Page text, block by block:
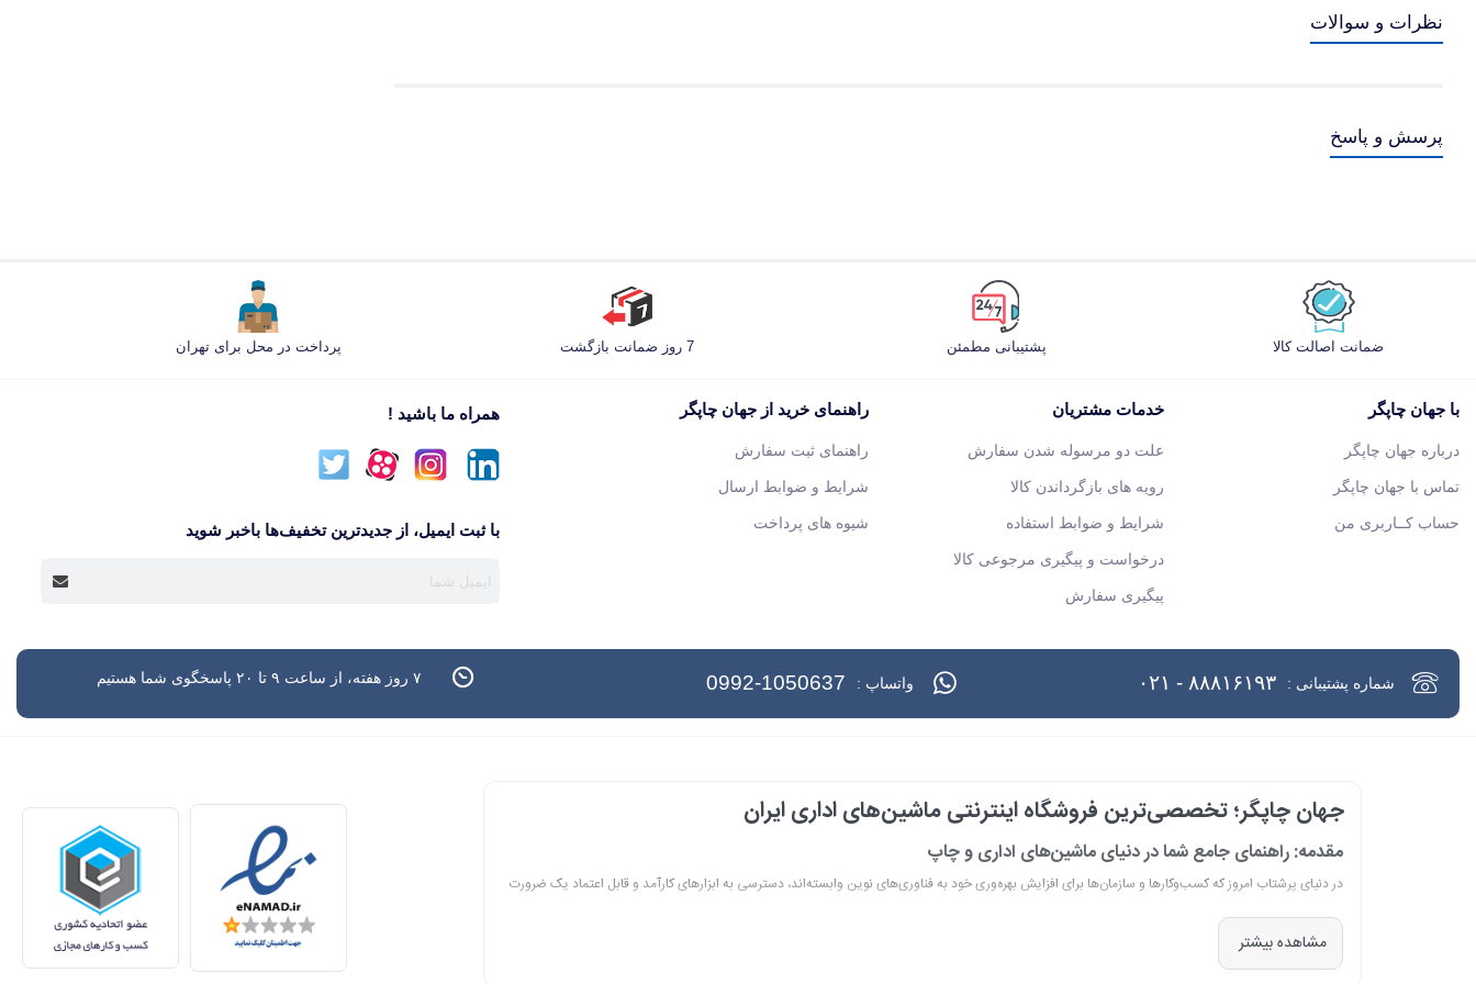
نظرات و سوالات
پرسش و پاسخ
ضمانت اصالت کالا پشتیبانی مطمئن 7 روز ضمانت بازگشت پرداخت در محل برای تهران
با جهان چاپگر
درباره جهان چاپگر
تماس با جهان چاپگر
حساب کــاربری من
خدمات مشتریان
علت دو مرسوله شدن سفارش
رویه های بازگرداندن کالا
شرایط و ضوابط استفاده
درخواست و پیگیری مرجوعی کالا
پیگیری سفارش
راهنمای خرید از جهان چاپگر
راهنمای ثبت سفارش
شرایط و ضوابط ارسال
شیوه های پرداخت
همراه ما باشید !
با ثبت ایمیل، از جدید‌ترین تخفیف‌ها با‌خبر شوید
شماره پشتیبانی : ۸۸۸۱۶۱۹۳ - ۰۲۱ واتساپ : 0992-1050637 ۷ روز هفته، از ساعت ۹ تا ۲۰ پاسخگوی شما هستیم
جهان چاپگر؛ تخصصی‌ترین فروشگاه اینترنتی ماشین‌های اداری ایران
مقدمه: راهنمای جامع شما در دنیای ماشین‌های اداری و چاپ
در دنیای پرشتاب امروز که کسب‌وکارها و سازمان‌ها برای افزایش بهره‌وری خود به فناوری‌های نوین وابسته‌اند، دسترسی به ابزارهای کارآمد و قابل اعتماد یک ضرورت
امروز، با افتخار خود را نه فقط یک فروشگاه، بلکه یک شریک تجاری معتبر و تخصصی‌ترین مرکز آنلاین در این حوزه در ایران می‌دانیم. رسالت ما، ارائه راهکارهای جامع،
از مشاوره پیش از خرید تا پشتیبانی پس از فروش، برای سازمان‌ها، شرکت‌ها و کاربران خانگی است.
مشاهده بیشتر